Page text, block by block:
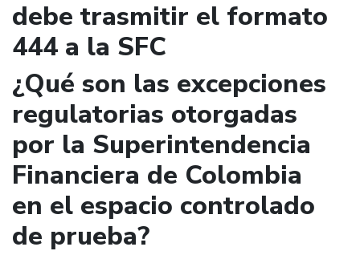
debe trasmitir el formato
444 a la SFC
¿Qué son las excepciones
regulatorias otorgadas
por la Superintendencia
Financiera de Colombia
en el espacio controlado
de prueba?